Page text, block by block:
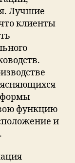
Лучшие
клиенты
функцию
и